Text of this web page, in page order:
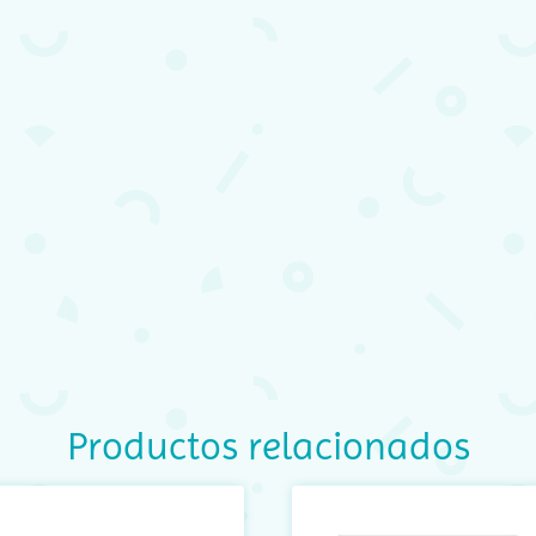
Productos relacionados